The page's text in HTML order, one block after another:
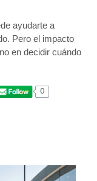
ayudarte a
Pero el impacto
en decidir cuándo
0